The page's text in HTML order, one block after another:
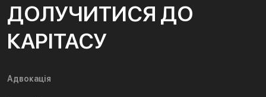
ДОЛУЧИТИСЯ ДО
КАРІТАСУ
Адвокація